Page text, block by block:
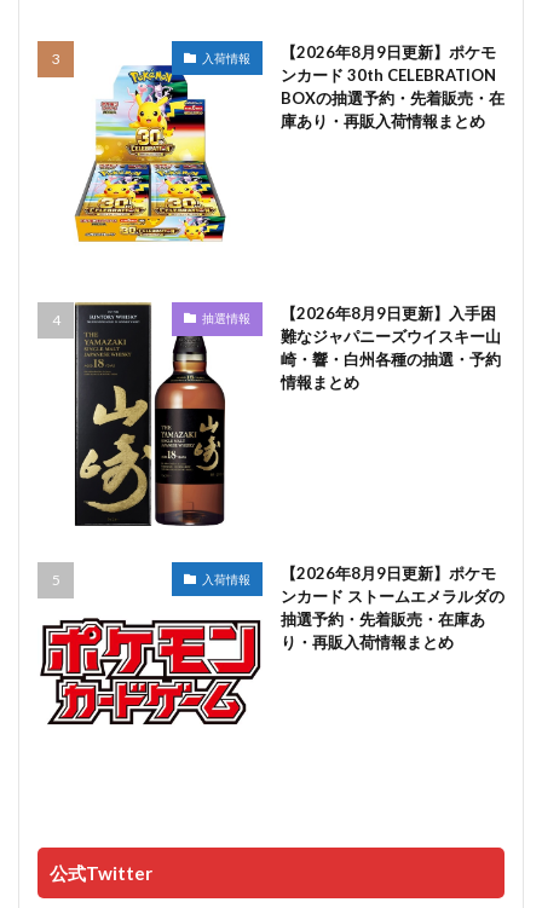
入荷情報
【2026年8月9日更新】ポケモ
ンカード 30th CELEBRATION
BOXの抽選予約・先着販売・在
庫あり・再販入荷情報まとめ
抽選情報
【2026年8月9日更新】入手困
難なジャパニーズウイスキー山
崎・響・白州各種の抽選・予約
情報まとめ
入荷情報
【2026年8月9日更新】ポケモ
ンカード ストームエメラルダの
抽選予約・先着販売・在庫あ
り・再販入荷情報まとめ
公式Twitter